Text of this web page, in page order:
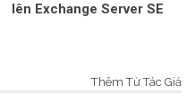
lên Exchange Server SE
Thêm Từ Tác Giả